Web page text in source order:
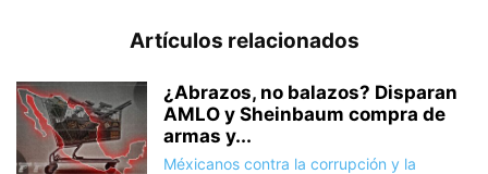
Artículos relacionados
¿Abrazos, no balazos? Disparan
AMLO y Sheinbaum compra de
armas y...
Méxicanos contra la corrupción y la